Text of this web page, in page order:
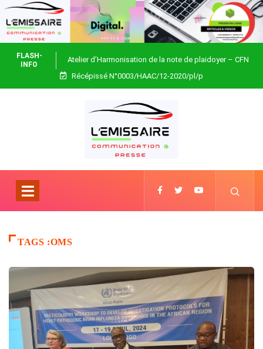
FLASH-
INFO
Atelier d’Harmonisation de la note de plaidoyer – CFN
Togo
Récépissé N°0003/HAAC/12-2020/pl/p
TAGS :OMS